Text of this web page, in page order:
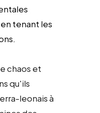
tenant les
chaos et
qu'ils
leonais à